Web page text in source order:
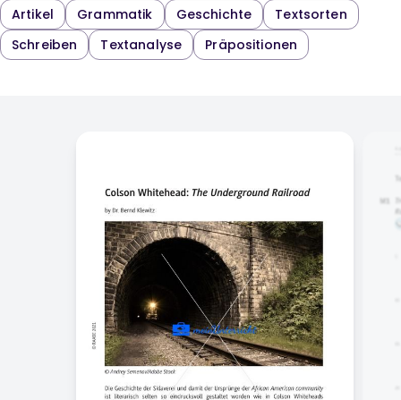
Artikel Grammatik Geschichte
Textsorten
Schreiben
Textanalyse Präpositionen